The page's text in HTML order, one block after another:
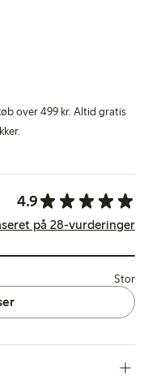
over 499 kr. Altid gratis
4.9
på 28-vurderinger
Stor